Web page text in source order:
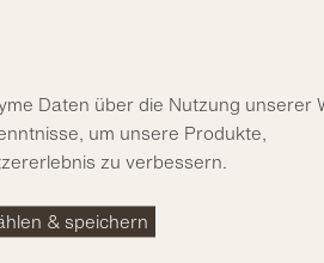
Daten über die Nutzung unserer
um unsere Produkte,
zu verbessern.
& speichern